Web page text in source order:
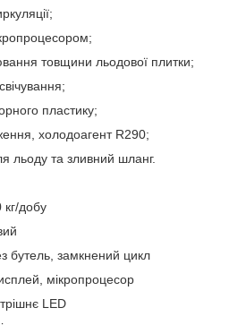
товщини льодової плитки;
пластику;
холодоагент R290;
льоду та зливний шланг.
кг/добу
бутель, замкнений цикл
мікропроцесор
LED